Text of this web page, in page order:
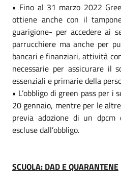
• Fino al 31 marzo 2022
ottiene anche con il
guarigione- per accedere ai
parrucchiere ma anche per
bancari e finanziari, attività
necessarie per assicurare il
essenziali e primarie della
• L’obbligo di green pass per i
20 gennaio, mentre per le
previa adozione di un
escluse dall’obbligo.
SCUOLA: DAD E QUARANTENE